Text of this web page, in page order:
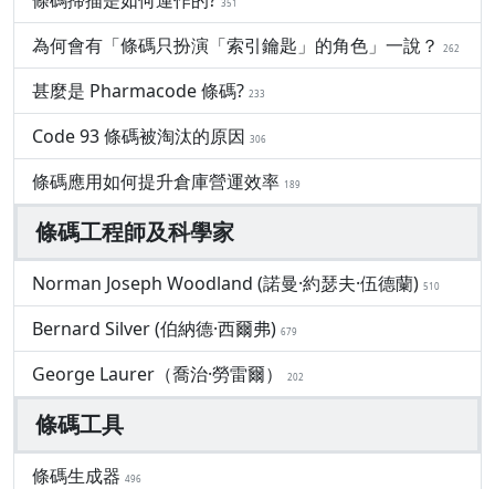
351
為何會有「條碼只扮演「索引鑰匙」的角色」一說？ 262
甚麼是 Pharmacode 條碼? 233
Code 93 條碼被淘汰的原因 306
條碼應用如何提升倉庫營運效率 189
條碼工程師及科學家
Norman Joseph Woodland (諾曼·約瑟夫·伍德蘭) 510
Bernard Silver (伯納德·西爾弗) 679
George Laurer（喬治·勞雷爾） 202
條碼工具
條碼生成器 496